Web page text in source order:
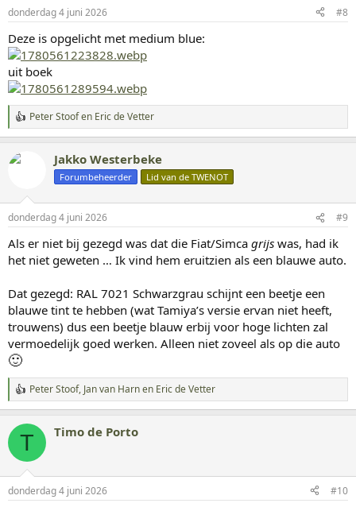
n
e
n
:
donderdag 4 juni 2026 #8
Deze is opgelicht met medium blue:
uit boek
W
a
r
n
e
n
Peter Stoofen Eric de Vetter
Jakko Westerbeke
Forumbeheerder Lid van de TWENOT
donderdag 4 juni 2026 #9
Als er niet bij gezegd was dat die Fiat/Simca grijs was, had ik
het niet geweten … Ik vind hem eruitzien als een blauwe auto.
Dat gezegd: RAL 7021 Schwarzgrau schijnt een beetje een
blauwe tint te hebben (wat Tamiya’s versie ervan niet heeft,
trouwens) dus een beetje blauw erbij voor hoge lichten zal
vermoedelijk goed werken. Alleen niet zoveel als op die auto
🙂
W
a
r
e
n
Peter Stoof, Jan van Harnen Eric de Vetter
T Timo de Porto
donderdag 4 juni 2026 #10